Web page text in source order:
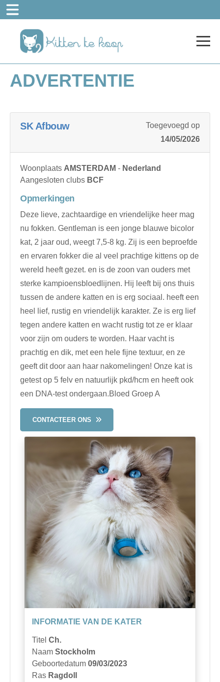
ADVERTENTIE
SK Afbouw
Toegevoegd op
14/05/2026
Woonplaats AMSTERDAM - Nederland
Aangesloten clubs BCF
Opmerkingen
Deze lieve, zachtaardige en vriendelijke heer mag
nu fokken. Gentleman is een jonge blauwe bicolor
kat, 2 jaar oud, weegt 7,5-8 kg. Zij is een beproefde
en ervaren fokker die al veel prachtige kittens op de
wereld heeft gezet. en is de zoon van ouders met
sterke kampioensbloedlijnen. Hij leeft bij ons thuis
tussen de andere katten en is erg sociaal. heeft een
heel lief, rustig en vriendelijk karakter. Ze is erg lief
tegen andere katten en wacht rustig tot ze er klaar
voor zijn om ouders te worden. Haar vacht is
prachtig en dik, met een hele fijne textuur, en ze
geeft dit door aan haar nakomelingen! Onze kat is
getest op 5 felv en natuurlijk pkd/hcm en heeft ook
een DNA-test ondergaan.Bloed Groep A
CONTACTEER ONS
INFORMATIE VAN DE KATER
Titel Ch.
Naam Stockholm
Geboortedatum 09/03/2023
Ras Ragdoll